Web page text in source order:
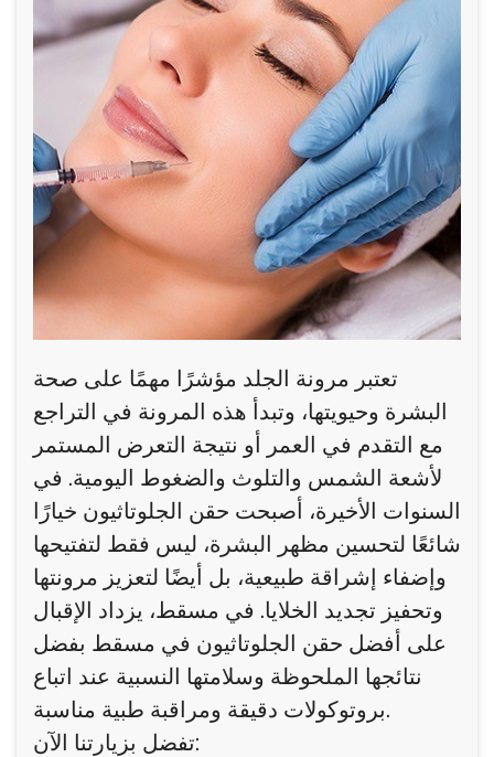
تعتبر مرونة الجلد مؤشرًا مهمًا على صحة
البشرة وحيويتها، وتبدأ هذه المرونة في التراجع
مع التقدم في العمر أو نتيجة التعرض المستمر
لأشعة الشمس والتلوث والضغوط اليومية. في
السنوات الأخيرة، أصبحت حقن الجلوتاثيون خيارًا
شائعًا لتحسين مظهر البشرة، ليس فقط لتفتيحها
وإضفاء إشراقة طبيعية، بل أيضًا لتعزيز مرونتها
وتحفيز تجديد الخلايا. في مسقط، يزداد الإقبال
على أفضل حقن الجلوتاثيون في مسقط بفضل
نتائجها الملحوظة وسلامتها النسبية عند اتباع
بروتوكولات دقيقة ومراقبة طبية مناسبة.
تفضل بزيارتنا الآن: